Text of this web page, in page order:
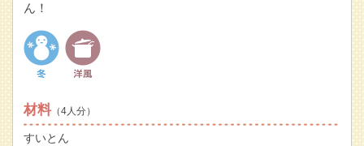
ん！
材料（4人分）
すいとん